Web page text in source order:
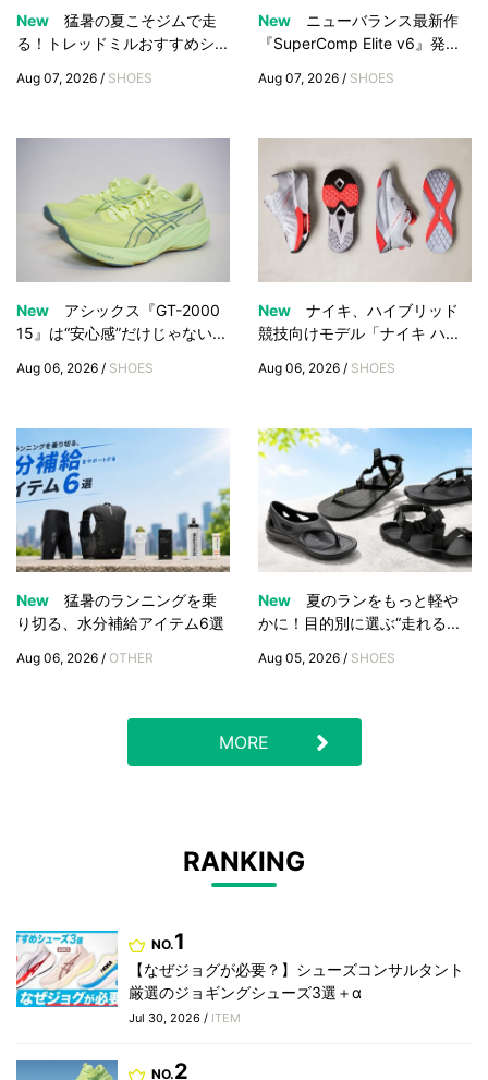
New
猛暑の夏こそジムで走
る！トレッドミルおすすめシ...
Aug 07, 2026 / SHOES
New
ニューバランス最新作
『SuperComp Elite v6』発...
Aug 07, 2026 / SHOES
New
アシックス『GT-2000
15』は“安心感”だけじゃない...
Aug 06, 2026 / SHOES
New
ナイキ、ハイブリッド
競技向けモデル「ナイキ ハ...
Aug 06, 2026 / SHOES
New
猛暑のランニングを乗
り切る、水分補給アイテム6選
Aug 06, 2026 / OTHER
New
夏のランをもっと軽や
かに！目的別に選ぶ“走れる...
Aug 05, 2026 / SHOES
MORE
RANKING
NO.1
【なぜジョグが必要？】シューズコンサルタント
厳選のジョギングシューズ3選＋α
Jul 30, 2026 / ITEM
NO.2